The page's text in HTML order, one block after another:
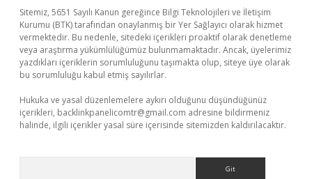
Sitemiz, 5651 Sayılı Kanun gereğince Bilgi Teknolojileri ve İletişim
Kurumu (BTK) tarafından onaylanmış bir Yer Sağlayıcı olarak hizmet
vermektedir. Bu nedenle, sitedeki içerikleri proaktif olarak denetleme
veya araştırma yükümlülüğümüz bulunmamaktadır. Ancak, üyelerimiz
yazdıkları içeriklerin sorumluluğunu taşımakta olup, siteye üye olarak
bu sorumluluğu kabul etmiş sayılırlar.
Hukuka ve yasal düzenlemelere aykırı olduğunu düşündüğünüz
içerikleri, backlinkpanelicomtr@gmail.com adresine bildirmeniz
halinde, ilgili içerikler yasal süre içerisinde sitemizden kaldırılacaktır.